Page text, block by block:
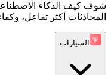
شوف كيف الذكاء
المحادثات أكثر تفاعل،
السيارات